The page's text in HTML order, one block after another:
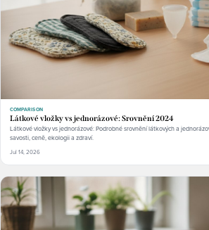
COMPARISON
Látkové vložky vs jednorázové: Srovnění 2024
Látkové vložky vs jednorázové: Podrobné srovnění látkových a
savosti, ceně, ekologii a zdraví.
Jul 14, 2026